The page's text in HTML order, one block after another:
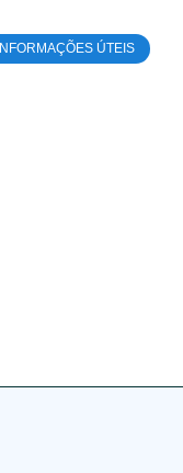
INFORMAÇÕES ÚTEIS